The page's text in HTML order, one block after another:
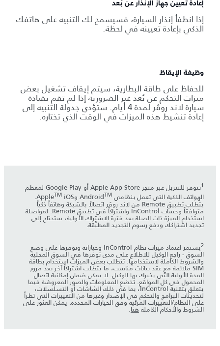
إعادة تعيين جهاز الإنذار عن بُعد
إذا انطفأ إنذار السيارة، فسيسمح لك التنبيه على هاتفك
الذكي بإعادة تعيينه في لحظة.
وظيفة الإيقاظ
للحفاظ على طاقة البطارية، سيتم إيقاف تشغيل بعض
ميزات التحكم عن بُعد غير الضرورية إذا لم تقم بقيادة
سيارة لاند روڤر لمدة 4 أيام. ستؤدي جدولة التنبيه إلى
إعادة تنشيط هذه الميزات في الوقت الذي تختاره.
1
تتوفر للتنزيل عبر متجر Apple App Store أو Google Play لمعظم
الهواتف الذكية التي تعمل بنظامي Android TM وApple TM
iOS.
يتطلب تطبيق Remote من لاند روڤر اتصالاً بالشبكة وهاتفاً ذكياً
متوافقاً وحساب InControl واشتراكاً في تطبيق Remote. لمواصلة
استخدام الميزة ذات الصلة بعد فترة الاشتراك الأولية، ستحتاج إلى
تجديد اشتراكك ودفع رسوم التجديد المطبَّقة.
2 يستمر اعتماد ميزات نظام InControl وخياراته وتوفرها على وضع
السوق - راجع الوكيل للاطلاع على مدى توفرها في السوق المحلية
والشروط الكاملة لاستخدامها. تتطلب بعض الميزات استخدام بطاقة
SIM ملائمة مع عقد بيانات مناسب، ما يتطلب اشتراكاً آخر بعد مرور
المدة الأولية التي يخبرك بها الوكيل. لا يمكن ضمان إمكانية اتصال
المحمول في كل المواقع. تخضع المعلومات والصور المعروضة فيما
يتعلق بتقنية InControl، بما في ذلك الشاشات أو التسلسلات،
لتحديثات البرامج والتحكم في الإصدار وغيرها من التغييرات التي تطرأ
على النظام/التغييرات المرئية وفق الخيارات المحددة. يمكن العثور على
الشروط والأحكام الكاملة هنا.